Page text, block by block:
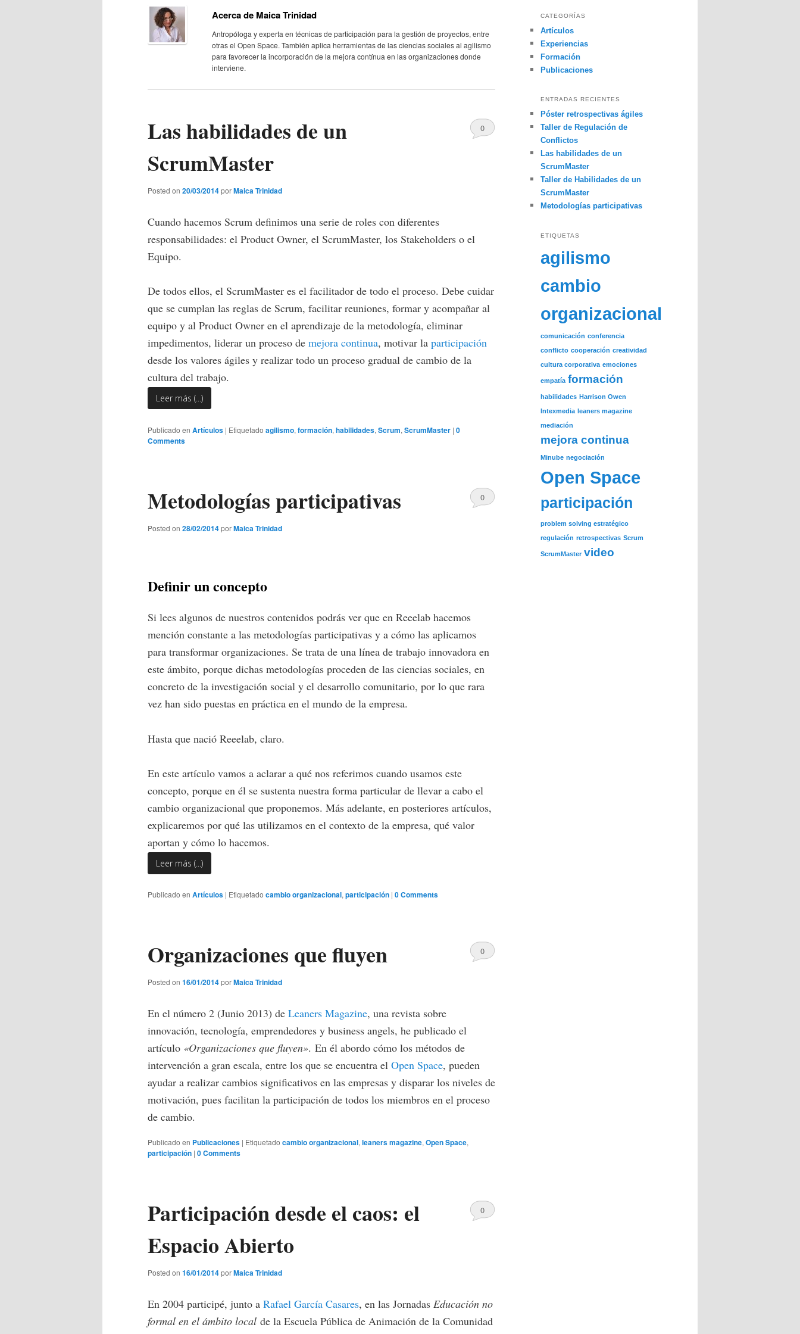
principal
secundario
Acerca de Maica Trinidad
Antropóloga y experta en técnicas de participación para la gestión de proyectos, entre
otras el Open Space. También aplica herramientas de las ciencias sociales al agilismo
para favorecer la incorporación de la mejora contínua en las organizaciones donde
interviene.
Las habilidades de un
ScrumMaster
Posted on 20/03/2014porMaica Trinidad
0
Cuando hacemos Scrum definimos una serie de roles con diferentes
responsabilidades: el Product Owner, el ScrumMaster, los Stakeholders o el
Equipo.
De todos ellos, el ScrumMaster es el facilitador de todo el proceso. Debe cuidar
que se cumplan las reglas de Scrum, facilitar reuniones, formar y acompañar al
equipo y al Product Owner en el aprendizaje de la metodología, eliminar
impedimentos, liderar un proceso de mejora continua, motivar la participación
desde los valores ágiles y realizar todo un proceso gradual de cambio de la
cultura del trabajo.
Leer más (...)
Publicado en Artículos | Etiquetado agilismo, formación, habilidades, Scrum, ScrumMaster | 0
Comments
Metodologías participativas
Posted on 28/02/2014porMaica Trinidad
0
Definir un concepto
Si lees algunos de nuestros contenidos podrás ver que en Reeelab hacemos
mención constante a las metodologías participativas y a cómo las aplicamos
para transformar organizaciones. Se trata de una línea de trabajo innovadora en
este ámbito, porque dichas metodologías proceden de las ciencias sociales, en
concreto de la investigación social y el desarrollo comunitario, por lo que rara
vez han sido puestas en práctica en el mundo de la empresa.
Hasta que nació Reeelab, claro.
En este artículo vamos a aclarar a qué nos referimos cuando usamos este
concepto, porque en él se sustenta nuestra forma particular de llevar a cabo el
cambio organizacional que proponemos. Más adelante, en posteriores artículos,
explicaremos por qué las utilizamos en el contexto de la empresa, qué valor
aportan y cómo lo hacemos.
Leer más (...)
Publicado en Artículos | Etiquetado cambio organizacional, participación | 0 Comments
Organizaciones que fluyen
Posted on 16/01/2014porMaica Trinidad
0
En el número 2 (Junio 2013) de Leaners Magazine, una revista sobre
innovación, tecnología, emprendedores y business angels, he publicado el
artículo «Organizaciones que fluyen». En él abordo cómo los métodos de
intervención a gran escala, entre los que se encuentra el Open Space, pueden
ayudar a realizar cambios significativos en las empresas y disparar los niveles de
motivación, pues facilitan la participación de todos los miembros en el proceso
de cambio.
Publicado en Publicaciones | Etiquetado cambio organizacional, leaners magazine, Open Space,
participación | 0 Comments
Participación desde el caos: el
Espacio Abierto
Posted on 16/01/2014porMaica Trinidad
0
En 2004 participé, junto a Rafael García Casares, en las Jornadas Educación no
formal en el ámbito local de la Escuela Pública de Animación de la Comunidad
c
r
CATEGORÍAS
Artículos
Experiencias
Formación
Publicaciones
ENTRADAS RECIENTES
Póster retrospectivas ágiles
Taller de Regulación de
Conflictos
Las habilidades de un
ScrumMaster
Taller de Habilidades de un
ScrumMaster
Metodologías participativas
ETIQUETAS
agilismo
cambio
organizacional
comunicación conferencia
conflicto cooperación creatividad
cultura corporativa emociones
empatía formación
habilidades Harrison Owen
Intexmedia leaners magazine
mediación
mejora continua
Minube negociación
Open Space
participación
problem solving estratégico
regulación retrospectivas Scrum
ScrumMaster video